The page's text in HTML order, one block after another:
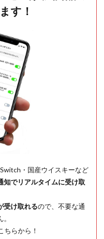
す！
・国産ウイスキーなど
知でリアルタイムに受け取
受け取れるので、不要な通
ちらから！